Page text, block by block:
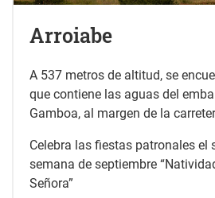
Arroiabe
A 537 metros de altitud, se
que contiene las aguas del
Gamboa, al margen de la
Celebra las fiestas patronales el
semana de septiembre
Señora”